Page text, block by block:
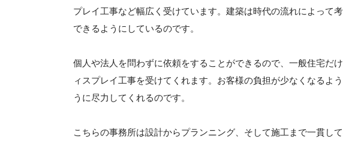
プレイ工事など幅広く受けています。建築は時代の流れによって
できるようにしているのです。
個人や法人を問わずに依頼をすることができるので、一般住宅だ
ィスプレイ工事を受けてくれます。お客様の負担が少なくなるよ
うに尽力してくれるのです。
こちらの事務所は設計からプランニング、そして施工まで一貫し